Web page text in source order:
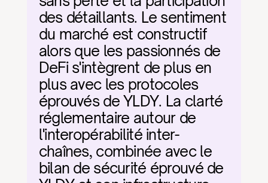
des détaillants. Le sentiment
du marché est constructif
alors que les passionnés de
DeFi s'intègrent de plus en
plus avec les protocoles
éprouvés de YLDY. La clarté
réglementaire autour de
l'interopérabilité inter-
chaînes, combinée avec le
bilan de sécurité éprouvé de